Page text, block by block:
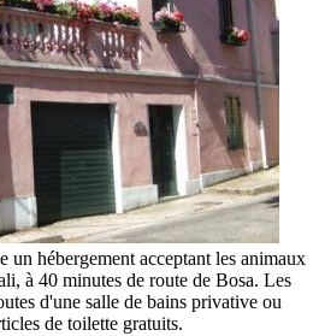
un hébergement acceptant les animaux
à 40 minutes de route de Bosa. Les
d'une salle de bains privative ou
de toilette gratuits.